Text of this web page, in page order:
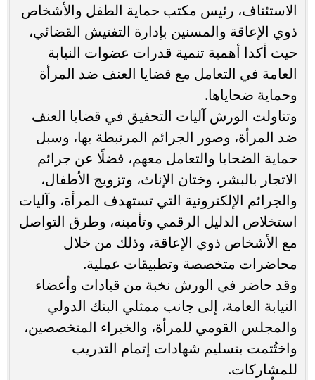
الاستئناف، رئيس مكتب حماية الطفل والأشخاص
ذوي الإعاقة والمسنين بإدارة التفتيش القضائي،
حيث أكدا أهمية تنمية قدرات عضوات النيابة
العامة في التعامل مع قضايا العنف ضد المرأة
وحماية ضحاياها.
وتناولت الورش آليات التحقيق في قضايا العنف
ضد المرأة، وصور الجرائم المرتبطة بها، وسبل
حماية الضحايا والتعامل معهم، فضلًا عن جرائم
الاتجار بالبشر، وختان الإناث، وتزويج الأطفال،
والجرائم الإلكترونية التي تستهدف المرأة، وآليات
استخلاص الدليل الرقمي وتأمينه، وطرق التواصل
مع الأشخاص ذوي الإعاقة، وذلك من خلال
محاضرات متخصصة وتطبيقات عملية.
وقد حاضر في الورش نخبة من قيادات وأعضاء
النيابة العامة، إلى جانب ممثلي البنك الدولي
والمجلس القومي للمرأة، والخبراء المتخصصين،
واختُتمت بتسليم شهادات إتمام التدريب
للمشاركات.